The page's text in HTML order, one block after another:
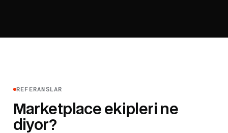
REFERANSLAR
Marketplace ekipleri ne
diyor?